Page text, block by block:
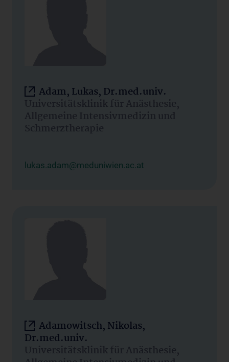
Adam, Lukas, Dr.med.univ.
Universitätsklinik für Anästhesie,
Allgemeine Intensivmedizin und
Schmerztherapie
lukas.adam@meduniwien.ac.at
Adamowitsch, Nikolas,
Dr.med.univ.
Universitätsklinik für Anästhesie,